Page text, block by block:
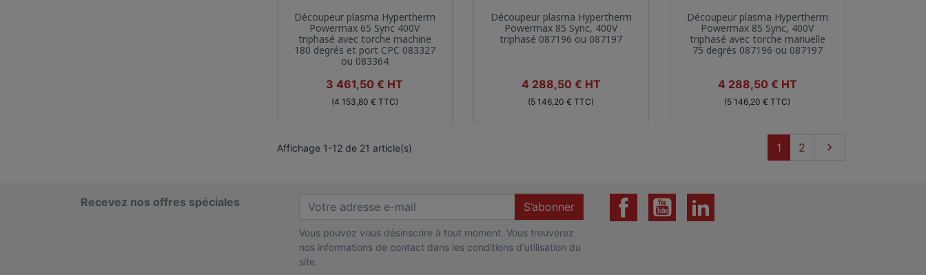
Aperçu rapide
Découpeur plasma Hypertherm
Powermax 65 Sync 400V
triphasé avec torche machine
180 degrés et port CPC 083327
ou 083364
Prix
3 461,50 € HT
(4 153,80 € TTC)
Aperçu rapide
Découpeur plasma Hypertherm
Powermax 85 Sync, 400V
triphasé 087196 ou 087197
Prix
4 288,50 € HT
(5 146,20 € TTC)
Aperçu rapide
Découpeur plasma Hypertherm
Powermax 85 Sync, 400V
triphasé avec torche manuelle
75 degrés 087196 ou 087197
Prix
4 288,50 € HT
(5 146,20 € TTC)
Affichage 1-12 de 21 article(s) 1 2 Suivant

Recevez nos offres spéciales S’abonner
Vous pouvez vous désinscrire à tout moment. Vous trouverez
nos informations de contact dans les conditions d'utilisation du
site.